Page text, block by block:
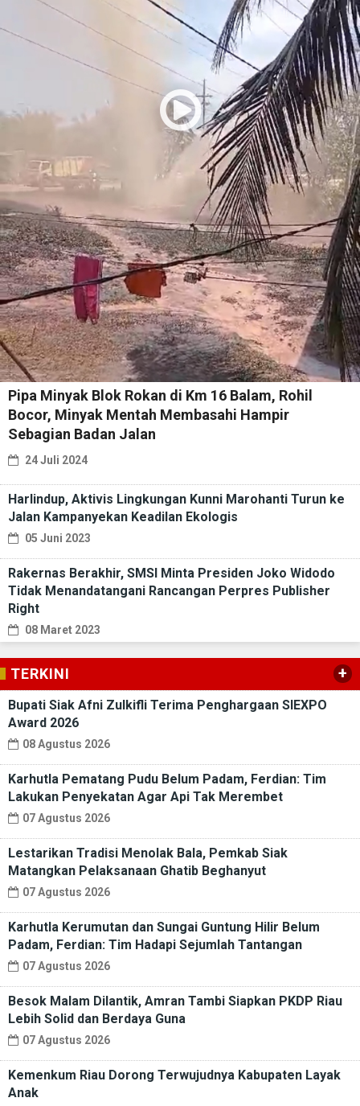
Pipa Minyak Blok Rokan di Km 16 Balam, Rohil
Bocor, Minyak Mentah Membasahi Hampir
Sebagian Badan Jalan
24 Juli 2024
Harlindup, Aktivis Lingkungan Kunni Marohanti Turun ke
Jalan Kampanyekan Keadilan Ekologis
05 Juni 2023
Rakernas Berakhir, SMSI Minta Presiden Joko Widodo
Tidak Menandatangani Rancangan Perpres Publisher
Right
08 Maret 2023
TERKINI +
Bupati Siak Afni Zulkifli Terima Penghargaan SIEXPO
Award 2026
08 Agustus 2026
Karhutla Pematang Pudu Belum Padam, Ferdian: Tim
Lakukan Penyekatan Agar Api Tak Merembet
07 Agustus 2026
Lestarikan Tradisi Menolak Bala, Pemkab Siak
Matangkan Pelaksanaan Ghatib Beghanyut
07 Agustus 2026
Karhutla Kerumutan dan Sungai Guntung Hilir Belum
Padam, Ferdian: Tim Hadapi Sejumlah Tantangan
07 Agustus 2026
Besok Malam Dilantik, Amran Tambi Siapkan PKDP Riau
Lebih Solid dan Berdaya Guna
07 Agustus 2026
Kemenkum Riau Dorong Terwujudnya Kabupaten Layak
Anak